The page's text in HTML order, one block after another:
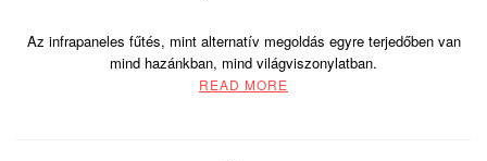
Az infrapaneles fűtés, mint alternatív megoldás egyre terjedőben van
mind hazánkban, mind világviszonylatban.
READ MORE